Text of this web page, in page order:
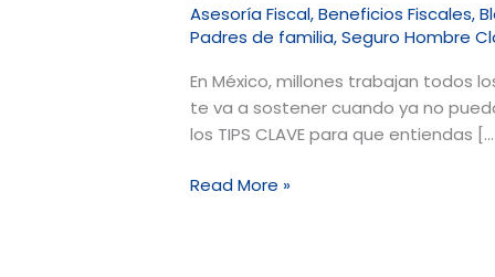
Asesoría Fiscal,Beneficios Fiscales,
Padres de familia,Seguro Hombre
En México, millones trabajan todos
te va a sostener cuando ya no
los TIPS CLAVE para que entiendas
Read More »